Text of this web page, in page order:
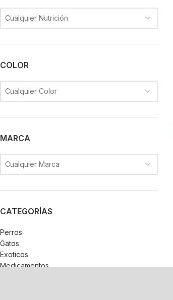
Cualquier Nutrición
COLOR
Cualquier Color
MARCA
Cualquier Marca
CATEGORÍAS
Perros
Gatos
Exoticos
Medicamentos